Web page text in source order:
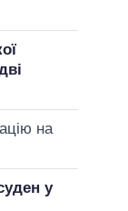
на
у